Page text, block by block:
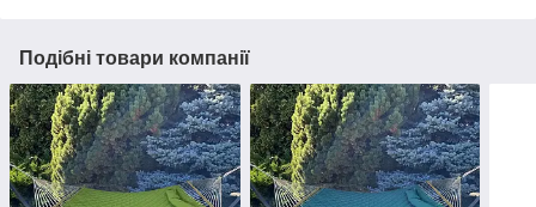
Подібні товари компанії